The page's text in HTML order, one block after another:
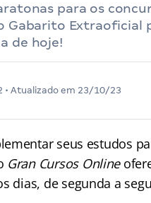
para os
Gabarito Extraoficial
de hoje!
• Atualizado em 23/10/23
seus estudos
Gran Cursos Online
dias, de segunda a